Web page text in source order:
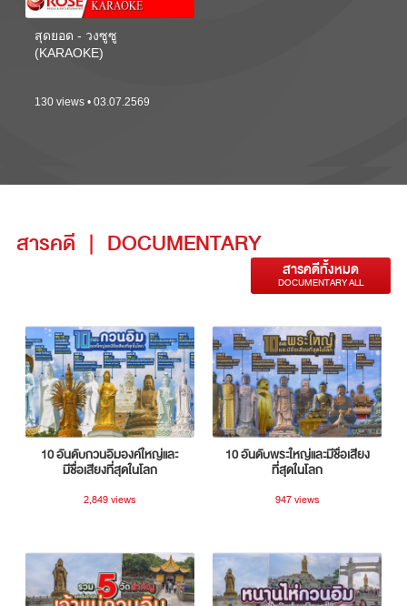
สุดยอด - วงซูซู
(KARAOKE)
130 views • 03.07.2569
สารคดี | DOCUMENTARY
สารคดีทั้งหมด
DOCUMENTARY ALL
10 อันดับกวนอิมองค์ใหญ่และ
มีชื่อเสียงที่สุดในโลก
2,849 views
10 อันดับพระใหญ่และมีชื่อเสียง
ที่สุดในโลก
947 views